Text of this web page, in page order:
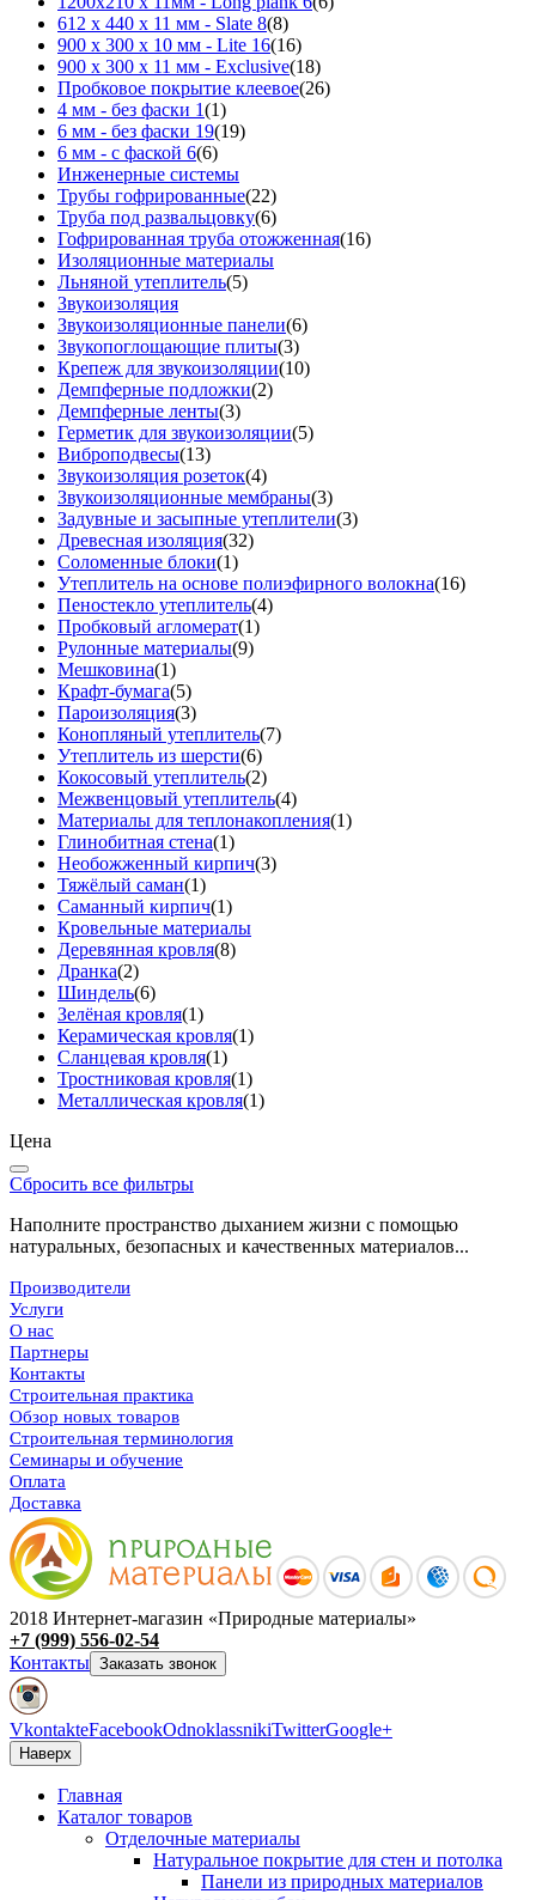
612 х 440 х 11 мм - Slate 8(8)
900 х 300 х 10 мм - Lite 16(16)
900 х 300 х 11 мм - Exclusive(18)
Пробковое покрытие клеевое(26)
4 мм - без фаски 1(1)
6 мм - без фаски 19(19)
6 мм - с фаской 6(6)
Инженерные системы
Трубы гофрированные(22)
Труба под развальцовку(6)
Гофрированная труба отожженная(16)
Изоляционные материалы
Льняной утеплитель(5)
Звукоизоляция
Звукоизоляционные панели(6)
Звукопоглощающие плиты(3)
Крепеж для звукоизоляции(10)
Демпферные подложки(2)
Демпферные ленты(3)
Герметик для звукоизоляции(5)
Виброподвесы(13)
Звукоизоляция розеток(4)
Звукоизоляционные мембраны(3)
Задувные и засыпные утеплители(3)
Древесная изоляция(32)
Соломенные блоки(1)
Утеплитель на основе полиэфирного волокна(16)
Пеностекло утеплитель(4)
Пробковый агломерат(1)
Рулонные материалы(9)
Мешковина(1)
Крафт-бумага(5)
Пароизоляция(3)
Конопляный утеплитель(7)
Утеплитель из шерсти(6)
Кокосовый утеплитель(2)
Межвенцовый утеплитель(4)
Материалы для теплонакопления(1)
Глинобитная стена(1)
Необожженный кирпич(3)
Тяжёлый саман(1)
Саманный кирпич(1)
Кровельные материалы
Деревянная кровля(8)
Дранка(2)
Шиндель(6)
Зелёная кровля(1)
Керамическая кровля(1)
Сланцевая кровля(1)
Тростниковая кровля(1)
Металлическая кровля(1)
Цена
Сбросить все фильтры
Наполните пространство дыханием жизни с помощью
натуральных, безопасных и качественных материалов...
Производители
Услуги
О нас
Партнеры
Контакты
Строительная практика
Обзор новых товаров
Строительная терминология
Семинары и обучение
Оплата
Доставка
2018 Интернет-магазин «Природные материалы»
+7 (999) 556-02-54
Контакты Заказать звонок
VkontakteFacebookOdnoklassnikiTwitterGoogle+
Наверх
Главная
Каталог товаров
Отделочные материалы
Натуральное покрытие для стен и потолка
Панели из природных материалов